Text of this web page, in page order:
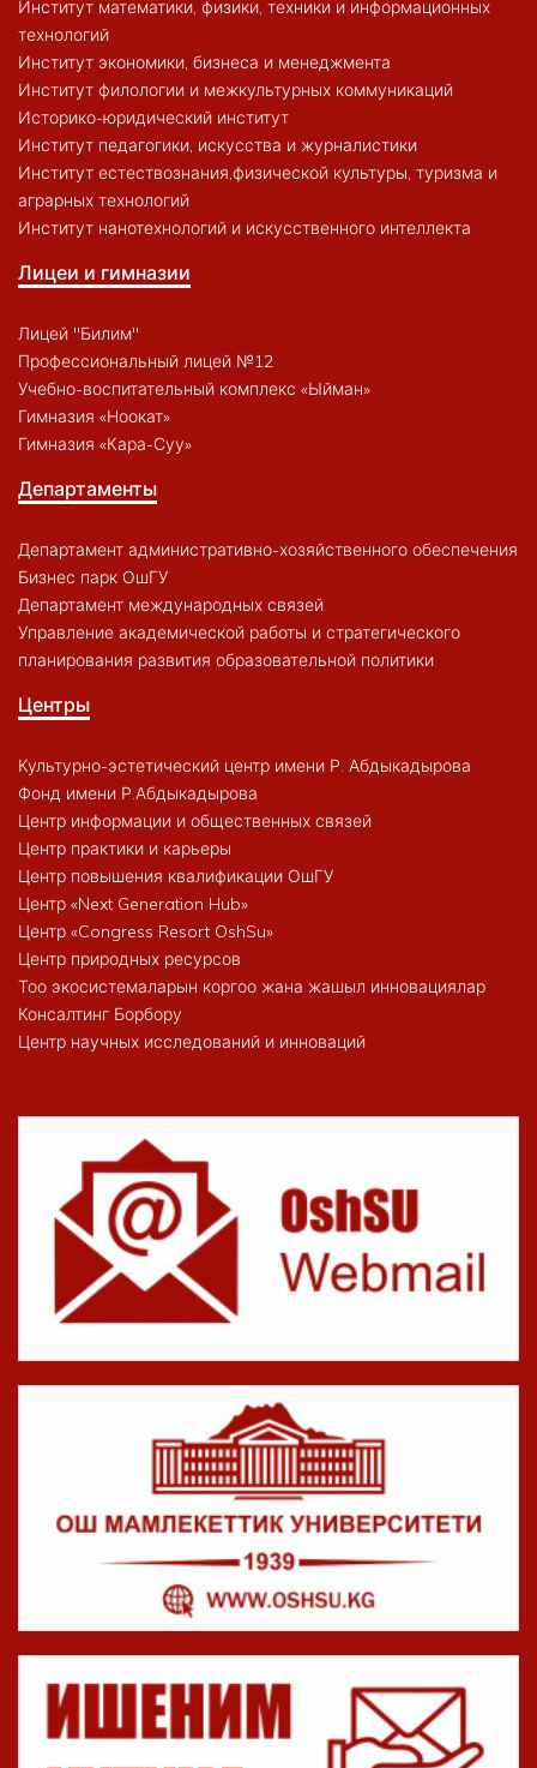
Институт математики, физики, техники и информационных
технологий
Институт экономики, бизнеса и менеджмента
Институт филологии и межкультурных коммуникаций
Историко-юридический институт
Институт педагогики, искусства и журналистики
Институт естествознания,физической культуры, туризма и
аграрных технологий
Институт нанотехнологий и искусственного интеллекта
Лицеи и гимназии
Лицей "Билим"
Профессиональный лицей №12
Учебно-воспитательный комплекс «Ыйман»
Гимназия «Ноокат»
Гимназия «Кара-Суу»
Департаменты
Департамент административно-хозяйственного обеспечения
Бизнес парк ОшГУ
Департамент международных связей
Управление академической работы и стратегического
планирования развития образовательной политики
Центры
Культурно-эстетический центр имени Р. Абдыкадырова
Фонд имени Р.Абдыкадырова
Центр информации и общественных связей
Центр практики и карьеры
Центр повышения квалификации ОшГУ
Центр «Next Generation Hub»
Центр «Congress Resort OshSu»
Центр природных ресурсов
Тоо экосистемаларын коргоо жана жашыл инновациялар
Консалтинг Борбору
Центр научных исследований и инноваций